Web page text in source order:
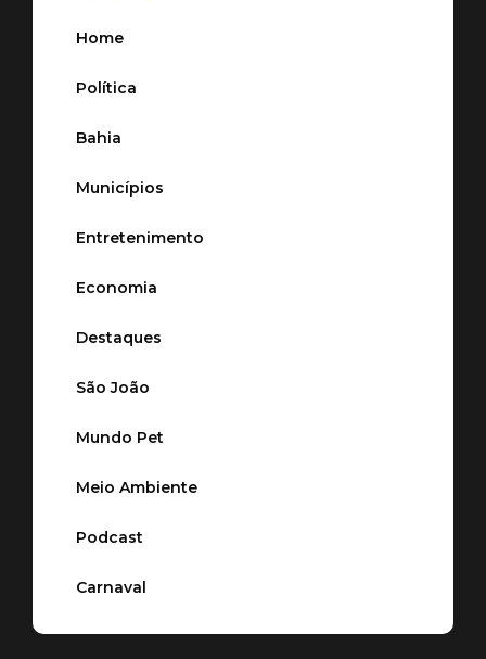
Home
Política
Bahia
Municípios
Entretenimento
Economia
Destaques
São João
Mundo Pet
Meio Ambiente
Podcast
Carnaval